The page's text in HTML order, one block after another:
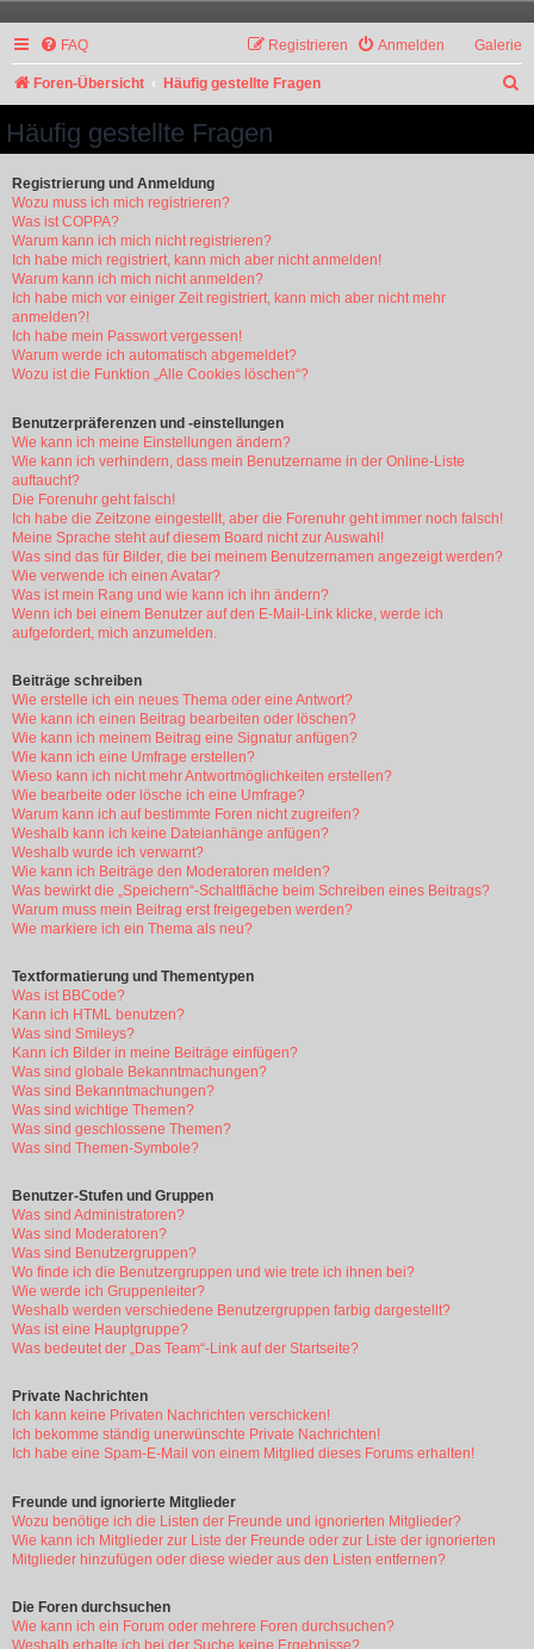
Galerie
FAQ Anmelden
Registrieren
Foren-Übersicht Häufig gestellte Fragen
Häufig gestellte Fragen
Registrierung und Anmeldung
Wozu muss ich mich registrieren?
Was ist COPPA?
Warum kann ich mich nicht registrieren?
Ich habe mich registriert, kann mich aber nicht anmelden!
Warum kann ich mich nicht anmelden?
Ich habe mich vor einiger Zeit registriert, kann mich aber nicht mehr
anmelden?!
Ich habe mein Passwort vergessen!
Warum werde ich automatisch abgemeldet?
Wozu ist die Funktion „Alle Cookies löschen“?
Benutzerpräferenzen und -einstellungen
Wie kann ich meine Einstellungen ändern?
Wie kann ich verhindern, dass mein Benutzername in der Online-Liste
auftaucht?
Die Forenuhr geht falsch!
Ich habe die Zeitzone eingestellt, aber die Forenuhr geht immer noch falsch!
Meine Sprache steht auf diesem Board nicht zur Auswahl!
Was sind das für Bilder, die bei meinem Benutzernamen angezeigt werden?
Wie verwende ich einen Avatar?
Was ist mein Rang und wie kann ich ihn ändern?
Wenn ich bei einem Benutzer auf den E-Mail-Link klicke, werde ich
aufgefordert, mich anzumelden.
Beiträge schreiben
Wie erstelle ich ein neues Thema oder eine Antwort?
Wie kann ich einen Beitrag bearbeiten oder löschen?
Wie kann ich meinem Beitrag eine Signatur anfügen?
Wie kann ich eine Umfrage erstellen?
Wieso kann ich nicht mehr Antwortmöglichkeiten erstellen?
Wie bearbeite oder lösche ich eine Umfrage?
Warum kann ich auf bestimmte Foren nicht zugreifen?
Weshalb kann ich keine Dateianhänge anfügen?
Weshalb wurde ich verwarnt?
Wie kann ich Beiträge den Moderatoren melden?
Was bewirkt die „Speichern“-Schaltfläche beim Schreiben eines Beitrags?
Warum muss mein Beitrag erst freigegeben werden?
Wie markiere ich ein Thema als neu?
Textformatierung und Thementypen
Was ist BBCode?
Kann ich HTML benutzen?
Was sind Smileys?
Kann ich Bilder in meine Beiträge einfügen?
Was sind globale Bekanntmachungen?
Was sind Bekanntmachungen?
Was sind wichtige Themen?
Was sind geschlossene Themen?
Was sind Themen-Symbole?
Benutzer-Stufen und Gruppen
Was sind Administratoren?
Was sind Moderatoren?
Was sind Benutzergruppen?
Wo finde ich die Benutzergruppen und wie trete ich ihnen bei?
Wie werde ich Gruppenleiter?
Weshalb werden verschiedene Benutzergruppen farbig dargestellt?
Was ist eine Hauptgruppe?
Was bedeutet der „Das Team“-Link auf der Startseite?
Private Nachrichten
Ich kann keine Privaten Nachrichten verschicken!
Ich bekomme ständig unerwünschte Private Nachrichten!
Ich habe eine Spam-E-Mail von einem Mitglied dieses Forums erhalten!
Freunde und ignorierte Mitglieder
Wozu benötige ich die Listen der Freunde und ignorierten Mitglieder?
Wie kann ich Mitglieder zur Liste der Freunde oder zur Liste der ignorierten
Mitglieder hinzufügen oder diese wieder aus den Listen entfernen?
Die Foren durchsuchen
Wie kann ich ein Forum oder mehrere Foren durchsuchen?
Weshalb erhalte ich bei der Suche keine Ergebnisse?